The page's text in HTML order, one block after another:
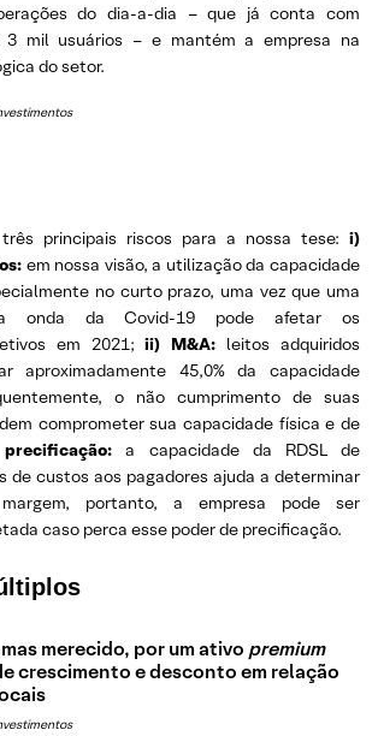
do dia-a-dia – que já conta com
3 mil usuários – e mantém a empresa na
do setor.
principais riscos para a nossa tese: i)
em nossa visão, a utilização da capacidade
no curto prazo, uma vez que uma
onda da Covid-19 pode afetar os
em 2021;ii) M&A: leitos adquiridos
aproximadamente 45,0% da capacidade
o não cumprimento de suas
comprometer sua capacidade física e de
a capacidade da RDSL de
de custos aos pagadores ajuda a determinar
portanto, a empresa pode ser
caso perca esse poder de precificação.
merecido, por um ativo premium
crescimento e desconto em relação